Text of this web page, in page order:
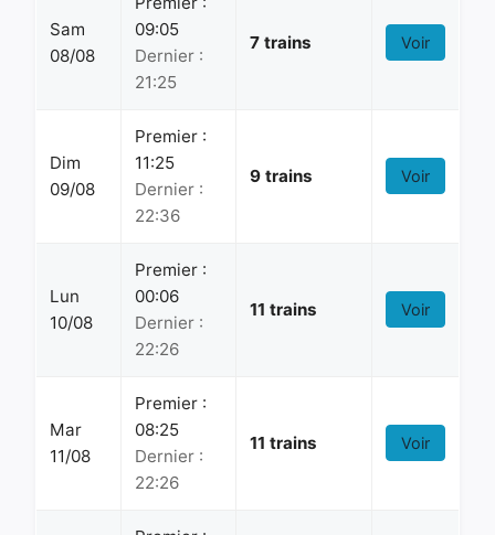
Sam
08/08
09:05
Dernier :
21:25
7 trains Voir
Dim
09/08
Premier :
11:25
Dernier :
22:36
9 trains Voir
Lun
10/08
Premier :
00:06
Dernier :
22:26
11 trains Voir
Mar
11/08
Premier :
08:25
Dernier :
22:26
11 trains Voir